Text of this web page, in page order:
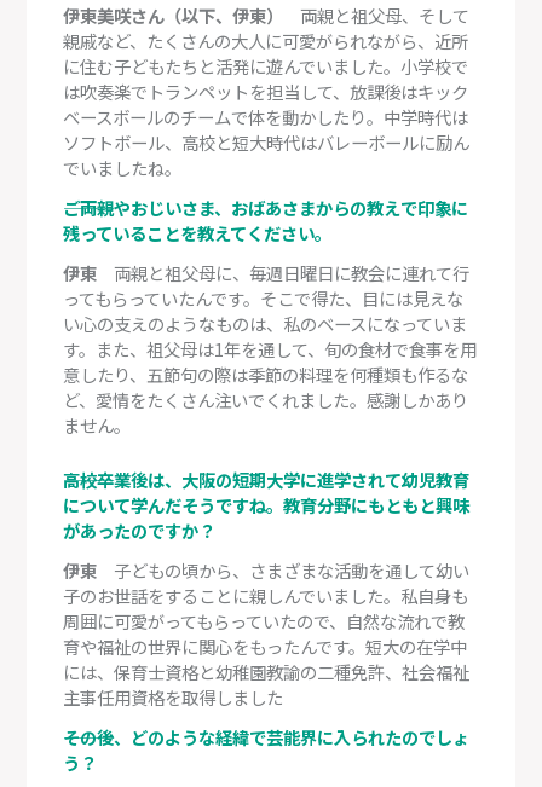
伊東美咲さん（以下、伊東）
両親と祖父母、そして
親戚など、たくさんの大人に可愛がられながら、近所
に住む子どもたちと活発に遊んでいました。小学校で
は吹奏楽でトランペットを担当して、放課後はキック
ベースボールのチームで体を動かしたり。中学時代は
ソフトボール、高校と短大時代はバレーボールに励ん
でいましたね。
―――ご両親やおじいさま、おばあさまからの教えで印象に
残っていることを教えてください。
伊東 両親と祖父母に、毎週日曜日に教会に連れて行
ってもらっていたんです。そこで得た、目には見えな
い心の支えのようなものは、私のベースになっていま
す。また、祖父母は1年を通して、旬の食材で食事を用
意したり、五節句の際は季節の料理を何種類も作るな
ど、愛情をたくさん注いでくれました。感謝しかあり
ません。
―――高校卒業後は、大阪の短期大学に進学されて幼児教育
について学んだそうですね。教育分野にもともと興味
があったのですか？
伊東 子どもの頃から、さまざまな活動を通して幼い
子のお世話をすることに親しんでいました。私自身も
周囲に可愛がってもらっていたので、自然な流れで教
育や福祉の世界に関心をもったんです。短大の在学中
には、保育士資格と幼稚園教諭の二種免許、社会福祉
主事任用資格を取得しました
―――その後、どのような経緯で芸能界に入られたのでしょ
う？